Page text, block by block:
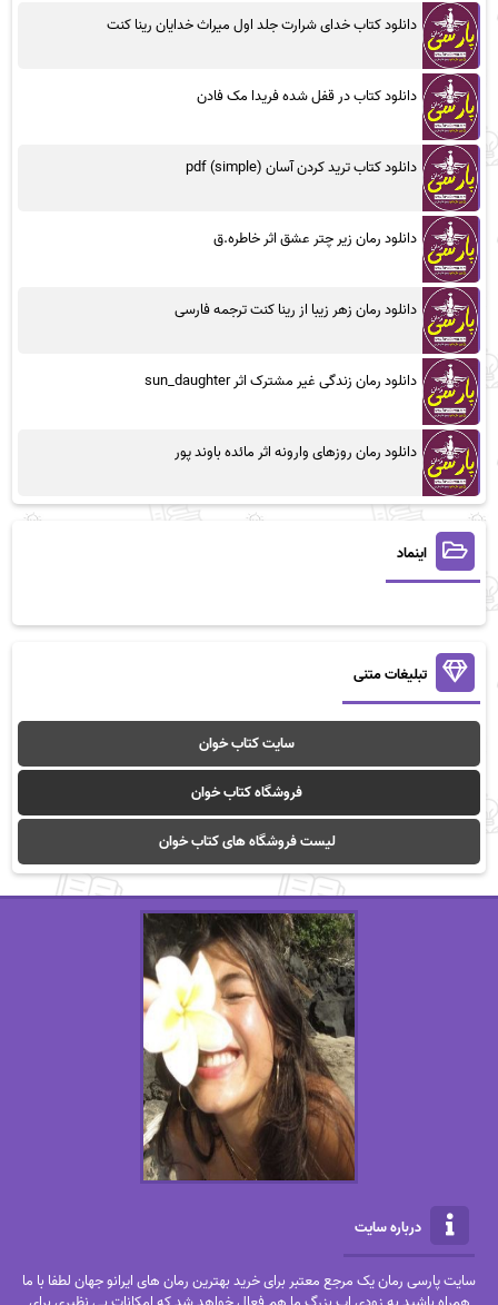
دانلود کتاب خدای شرارت جلد اول میراث خدایان رینا کنت
دانلود کتاب در قفل شده فریدا مک فادن
دانلود کتاب ترید کردن آسان (simple) pdf
دانلود رمان زیر چتر عشق اثر خاطره.ق
دانلود رمان زهر زیبا از رینا کنت ترجمه فارسی
دانلود رمان زندگی غیر مشترک اثر sun_daughter
دانلود رمان روزهای وارونه اثر مائده باوند پور
اینماد
تبلیغات متنی
سایت کتاب خوان
فروشگاه کتاب خوان
لیست فروشگاه های کتاب خوان
درباره سایت
سایت پارسی رمان یک مرجع معتبر برای خرید بهترین رمان های ایرانو جهان لطفا با ما